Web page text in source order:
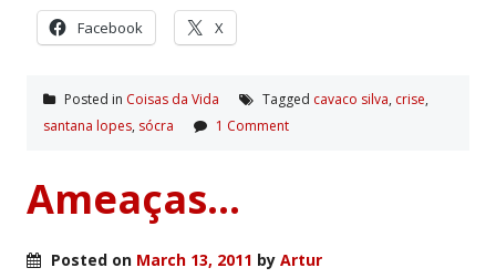
Facebook X
Posted in Coisas da Vida Tagged cavaco silva, crise,
santana lopes, sócra 1 Comment
Ameaças…
Posted on March 13, 2011 by Artur